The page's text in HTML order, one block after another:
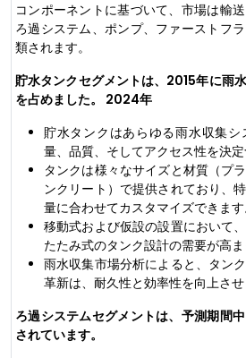
コンポーネントに基づいて、市場は輸
ろ過システム、ポンプ、ファーストフ
類されます。
貯水タンクセグメントは、2015年に雨
を占めました。 2024年
貯水タンクはあらゆる雨水収集
量、品質、そしてアクセス性を決定
タンクは様々なサイズと材質（プ
ンクリート）で提供されており、
量に合わせてカスタマイズできます
移動式および仮設の設置において
たたみ式のタンク設計の需要が高ま
雨水収集市場分析によると、タン
革新は、耐久性と効率性を向上させ
ろ過システムセグメントは、予測期間
されています。